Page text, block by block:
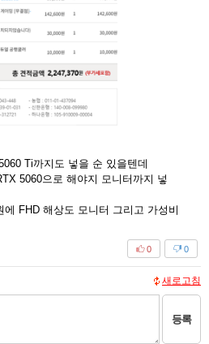
Ti까지도 넣을 순 있을텐데
5060으로 해야지 모니터까지 넣
FHD 해상도 모니터 그리고 가성비
0
0
새로고침
등록